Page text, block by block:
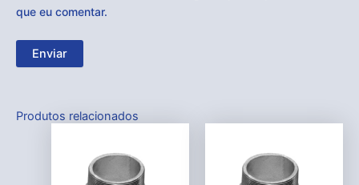
que eu comentar.
Produtos relacionados